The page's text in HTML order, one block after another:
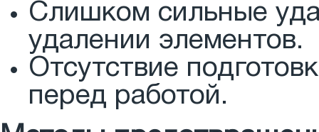
Слишком сильные
удалении элементов.
Отсутствие
перед работой.